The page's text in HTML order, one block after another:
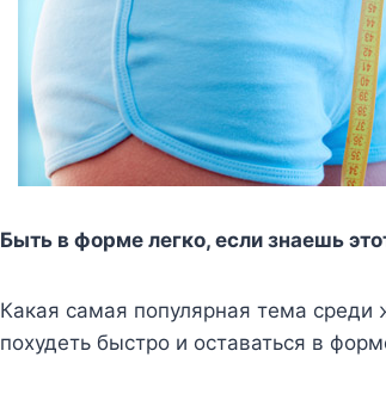
Быть в форме легко, если знаешь
Какая самая популярная тема
похудеть быстро и оставаться в